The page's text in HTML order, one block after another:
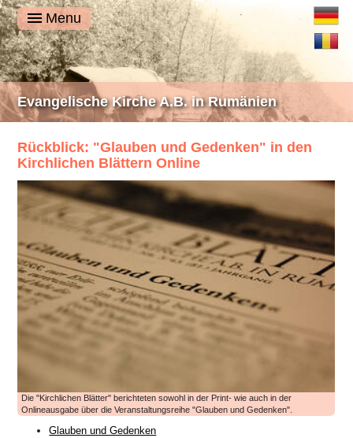
Evangelische Kirche A.B. in Rumänien
Rückblick: "Glauben und Gedenken" in den
Kirchlichen Blättern Online
Die "Kirchlichen Blätter" berichteten sowohl in der Print- wie auch in der
Onlineausgabe über die Veranstaltungsreihe "Glauben und Gedenken".
Glauben und Gedenken
Deutsch
Română
Menu